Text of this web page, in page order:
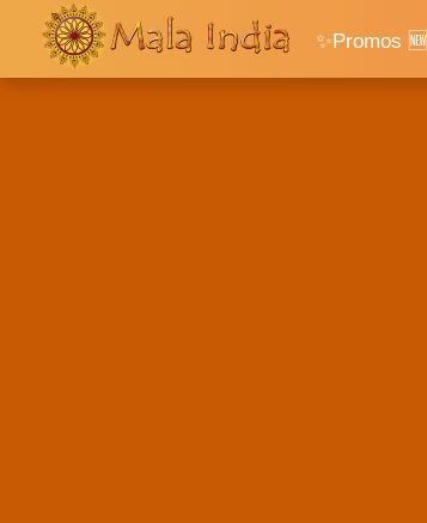
✨Promos 🆕
Accueil/